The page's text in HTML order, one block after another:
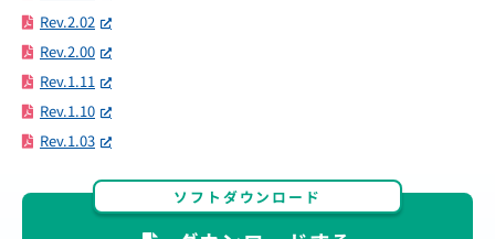
Rev.2.02
Rev.2.00
Rev.1.11
Rev.1.10
Rev.1.03
ソフトダウンロード